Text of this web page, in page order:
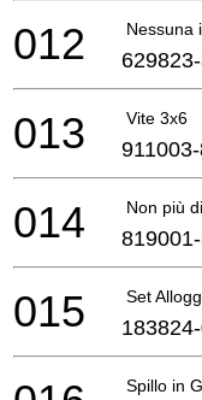
Nessuna
012
Vite 3x6
013
Non più
014
Set
015
Spillo in